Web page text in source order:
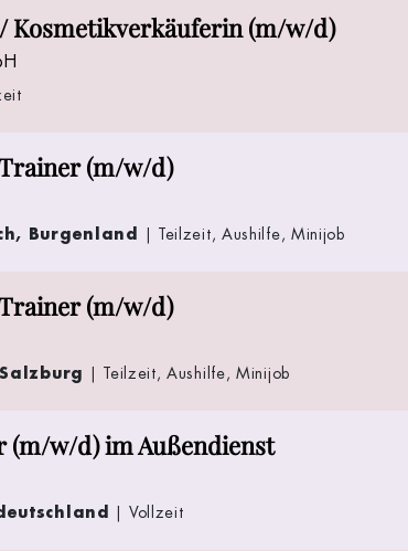
Kosmetikverkäuferin (m/w/d)
(m/w/d)
Burgenland | Teilzeit, Aushilfe, Minijob
(m/w/d)
| Teilzeit, Aushilfe, Minijob
(m/w/d) im Außendienst
| Vollzeit